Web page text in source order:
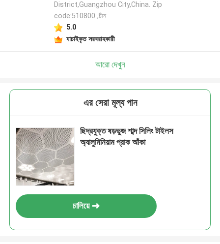
District,Guangzhou City,China. Zip
code:510800 ,চীন
5.0
যাচাইকৃত সরবরাহকারী
আরো দেখুন
এর সেরা মূল্য পান
ছিদ্রযুক্ত ষড়ভুজ শাব্দ সিলিং টাইলস
অ্যালুমিনিয়াম প্রাক আঁকা
চালিয়ে